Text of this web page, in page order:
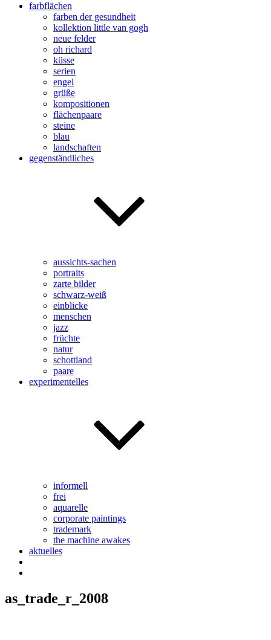
farbflächen
farben der gesundheit
kollektion little van gogh
neue felder
oh richard
küsse
serien
engel
grüße
kompositionen
flächenpaare
steine
blau
landschaften
gegenständliches
aussichts-sachen
portraits
zarte bilder
schwarz-weiß
einblicke
menschen
jazz
früchte
natur
schottland
paare
experimentelles
informell
frei
aquarelle
corporate paintings
trademark
the machine awakes
aktuelles
as_trade_r_2008